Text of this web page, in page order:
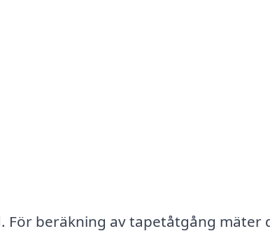
För beräkning av tapetåtgång mäter